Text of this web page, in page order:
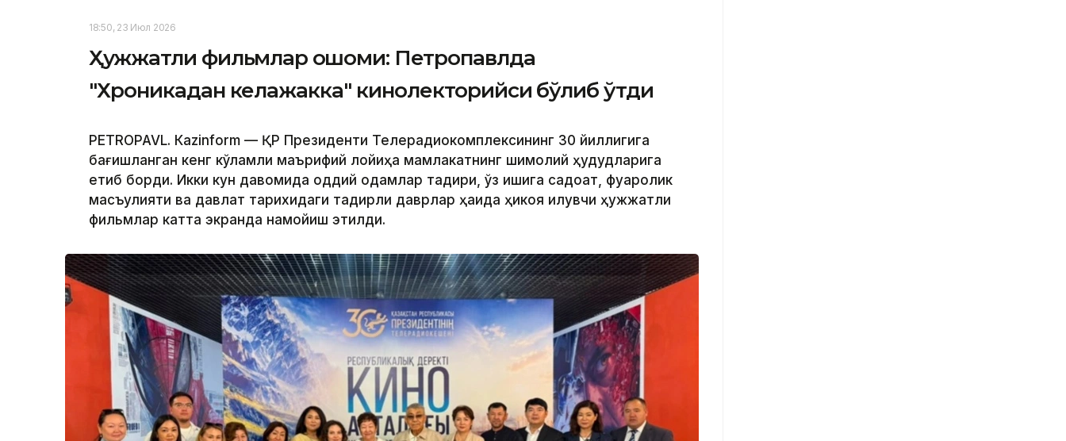
18:50, 23 Июл 2026
Ҳужжатли фильмлар оқшоми: Петропавлда
"Хроникадан келажакка" кинолекторийси бўлиб ўтди
PETROPAVL. Кazinform — ҚР Президенти Телерадиокомплексининг 30 йиллигига
бағишланган кенг кўламли маърифий лойиҳа мамлакатнинг шимолий ҳудудларига
етиб борди. Икки кун давомида оддий одамлар тақдири, ўз ишига садоқат, фуқаролик
масъулияти ва давлат тарихидаги тақдирли даврлар ҳақида ҳикоя қилувчи ҳужжатли
фильмлар катта экранда намойиш этилди.